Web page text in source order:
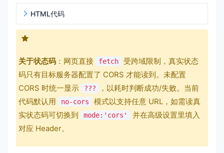
HTML代码
关于状态码 ：网页直接 fetch
受跨域限制，真实状态
码只有目标服务器配置了 CORS 才能读到。未配置
CORS 时统一显示
???
，以耗时判断成功/失败。当前
代码默认用
no-cors
模式以支持任意 URL，如需读真
实状态码可切换到
mode:'cors'
并在高级设置里填入
对应 Header。